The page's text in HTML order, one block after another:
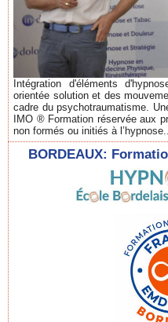
Intégration d'éléments
orientée solution et des
cadre du psychotraumatisme.
IMO ® Formation réservée aux
non formés ou initiés à
BORDEAUX: